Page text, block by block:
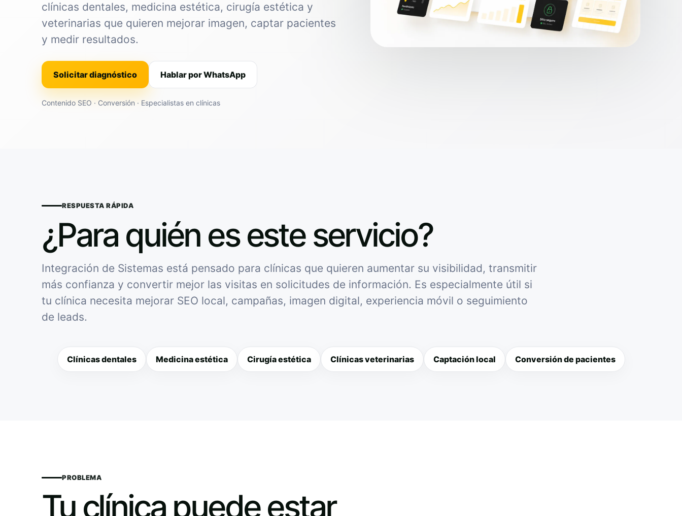
clínicas dentales, medicina estética, cirugía estética y
veterinarias que quieren mejorar imagen, captar pacientes
y medir resultados.
Solicitar diagnóstico Hablar por WhatsApp
Contenido SEO · Conversión · Especialistas en clínicas
RESPUESTA RÁPIDA
¿Para quién es este servicio?
Integración de Sistemas está pensado para clínicas que quieren aumentar su visibilidad, transmitir
más confianza y convertir mejor las visitas en solicitudes de información. Es especialmente útil si
tu clínica necesita mejorar SEO local, campañas, imagen digital, experiencia móvil o seguimiento
de leads.
Clínicas dentales Medicina estética Cirugía estética Clínicas veterinarias Captación local Conversión de pacientes
PROBLEMA
Tu clínica puede estar